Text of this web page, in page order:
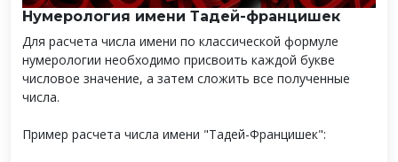
Нумерология имени Тадей-францишек
Для расчета числа имени по классической формуле
нумерологии необходимо присвоить каждой букве
числовое значение, а затем сложить все полученные
числа.
Пример расчета числа имени "Тадей-Францишек":